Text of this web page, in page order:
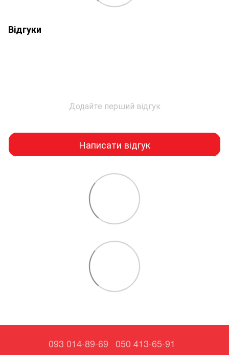
Відгуки
Додайте перший відгук
Написати відгук
093 014-89-69 050 413-65-91